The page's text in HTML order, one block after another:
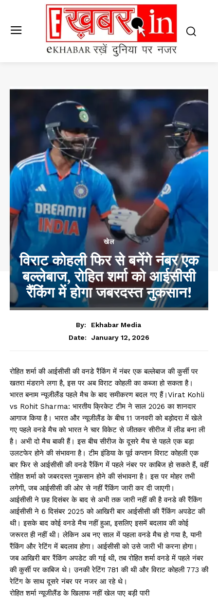
खेल
विराट कोहली फिर से बनेंगे नंबर एक
बल्लेबाज, रोहित शर्मा को आईसीसी
रैंकिंग में होगा जबरदस्त नुकसान!
By:
Ekhabar Media
Date:
January 12, 2026
रोहित शर्मा की आईसीसी की वनडे रैंकिंग में नंबर एक बल्लेबाज की कुर्सी पर
खतरा मंडराने लगा है, इस पर अब विराट कोहली का कब्जा हो सकता है।
भारत बनाम न्यूजीलैंड पहले मैच के बाद समीकरण बदल गए हैं।Virat Kohli
vs Rohit Sharma: भारतीय क्रिकेट टीम ने साल 2026 का शानदार
आगाज किया है। भारत और न्यूजीलैंड के बीच 11 जनवरी को बड़ोदरा में खेले
गए पहले वनडे मैच को भारत ने चार विकेट से जीतकर सीरीज में लीड बना ली
है। अभी दो मैच बाकी हैं। इस बीच सीरीज के दूसरे मैच से पहले एक बड़ा
उलटफेर होने की संभावना है। टीम इंडिया के पूर्व कप्तान विराट कोहली एक
बार फिर से आईसीसी की वनडे रैंकिंग में पहले नंबर पर काबिज हो सकते हैं, वहीं
रोहित शर्मा को जबरदस्त नुकसान होने की संभावना है। इस पर मोहर तभी
लगेगी, जब आईसीसी की ओर से नहीं रैंकिंग जारी कर दी जाएगी।
आईसीसी ने छह दिसंबर के बाद से अभी तक जारी नहीं की है वनडे की रैंकिंग
आईसीसी ने 6 दिसंबर 2025 को आखिरी बार आईसीसी की रैंकिंग अपडेट की
थी। इसके बाद कोई वनडे मैच नहीं हुआ, इसलिए इसमें बदलाव की कोई
जरूरत ही नहीं थी। लेकिन अब नए साल में पहला वनडे मैच हो गया है, यानी
रैंकिंग और रेटिंग में ​बदलाव होगा। आईसीसी को उसे जारी भी करना होगा।
जब आखिरी बार रैंकिंग अपडेट की गई थी, तब रोहित शर्मा वनडे में पहले नंबर
की कुर्सी पर काबिज थे। उनकी रेटिंग 781 की थी और विराट कोहली 773 की
रेटिंग के साथ दूसरे नंबर पर नजर आ रहे थे।
रोहित शर्मा न्यूजीलैंड के खिलाफ नहीं खेल पाए बड़ी पारी